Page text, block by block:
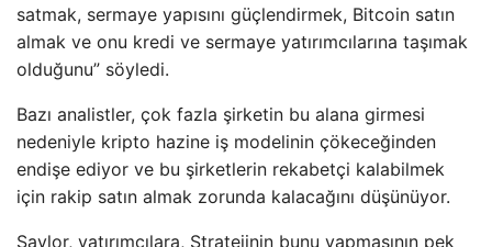
satmak, sermaye yapısını güçlendirmek, Bitcoin satın
almak ve onu kredi ve sermaye yatırımcılarına taşımak
olduğunu” söyledi.
Bazı analistler, çok fazla şirketin bu alana girmesi
nedeniyle kripto hazine iş modelinin çökeceğinden
endişe ediyor ve bu şirketlerin rekabetçi kalabilmek
için rakip satın almak zorunda kalacağını düşünüyor.
Saylor, yatırımcılara, Stratejinin bunu yapmasının pek